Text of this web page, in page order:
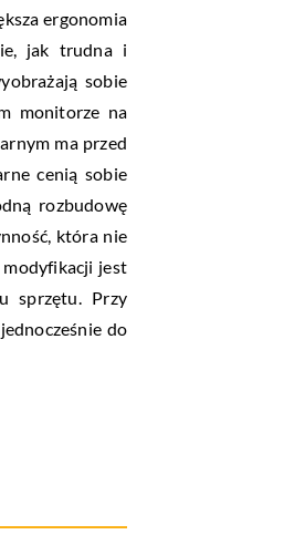
ergonomia
jak trudna i
sobie
monitorze na
ma przed
cenią sobie
rozbudowę
która nie
jest
sprzętu. Przy
do